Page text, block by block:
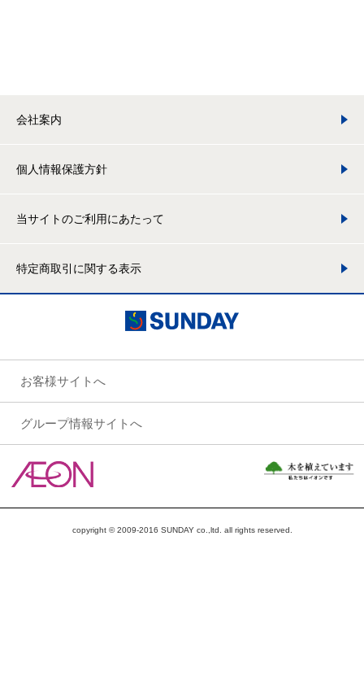
会社案内
個人情報保護方針
当サイトのご利用にあたって
特定商取引に関する表示
お客様サイトへ
グループ情報サイトへ
copyright © 2009-2016 SUNDAY co.,ltd. all rights reserved.